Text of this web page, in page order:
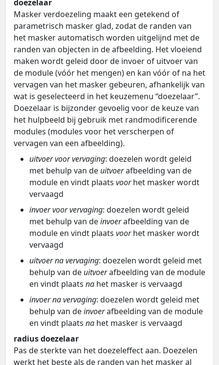
doezelaar
Masker verdoezeling maakt een getekend of
parametrisch masker glad, zodat de randen van
het masker automatisch worden uitgelijnd met de
randen van objecten in de afbeelding. Het vloeiend
maken wordt geleid door de invoer of uitvoer van
de module (vóór het mengen) en kan vóór of na het
vervagen van het masker gebeuren, afhankelijk van
wat is geselecteerd in het keuzemenu “doezelaar”.
Doezelaar is bijzonder gevoelig voor de keuze van
het hulpbeeld bij gebruik met randmodificerende
modules (modules voor het verscherpen of
vervagen van een afbeelding).
uitvoer voor vervaging: doezelen wordt geleid
met behulp van de uitvoerafbeelding van de
module en vindt plaats voorhet masker wordt
vervaagd
invoer voor vervaging: doezelen wordt geleid
met behulp van deinvoerafbeelding van de
module en vindt plaats voorhet masker wordt
vervaagd
uitvoer na vervaging: doezelen wordt geleid met
behulp van de uitvoerafbeelding van de module
en vindt plaats na het masker is vervaagd
invoer na vervaging: doezelen wordt geleid met
behulp van deinvoerafbeelding van de module
en vindt plaats na het masker is vervaagd
radius doezelaar
Pas de sterkte van het doezeleffect aan. Doezelen
werkt het beste als de randen van het masker al